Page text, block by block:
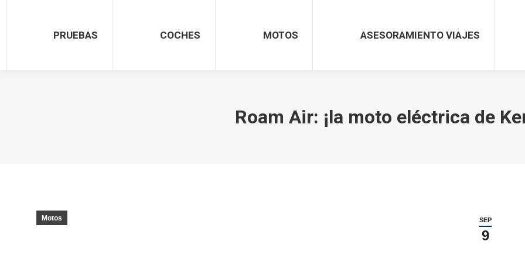
PRUEBAS COCHES MOTOS ASESORAMIENTO VIAJES
Roam Air: ¡la moto eléctrica de
SEP
9
Motos